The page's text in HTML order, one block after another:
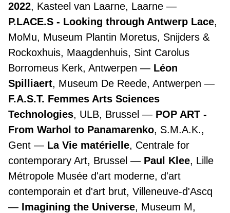
2022, Kasteel van Laarne, Laarne
P.LACE.S - Looking through Antwerp Lace,
MoMu, Museum Plantin Moretus, Snijders &
Rockoxhuis, Maagdenhuis, Sint Carolus
Borromeus Kerk, Antwerpen
Léon
Spilliaert, Museum De Reede, Antwerpen
F.A.S.T. Femmes Arts Sciences
Technologies, ULB, Brussel
POP ART -
From Warhol to Panamarenko, S.M.A.K.,
Gent
La Vie matérielle, Centrale for
contemporary Art, Brussel
Paul Klee, Lille
Métropole Musée d'art moderne, d'art
contemporain et d'art brut, Villeneuve-d'Ascq
Imagining the Universe, Museum M,